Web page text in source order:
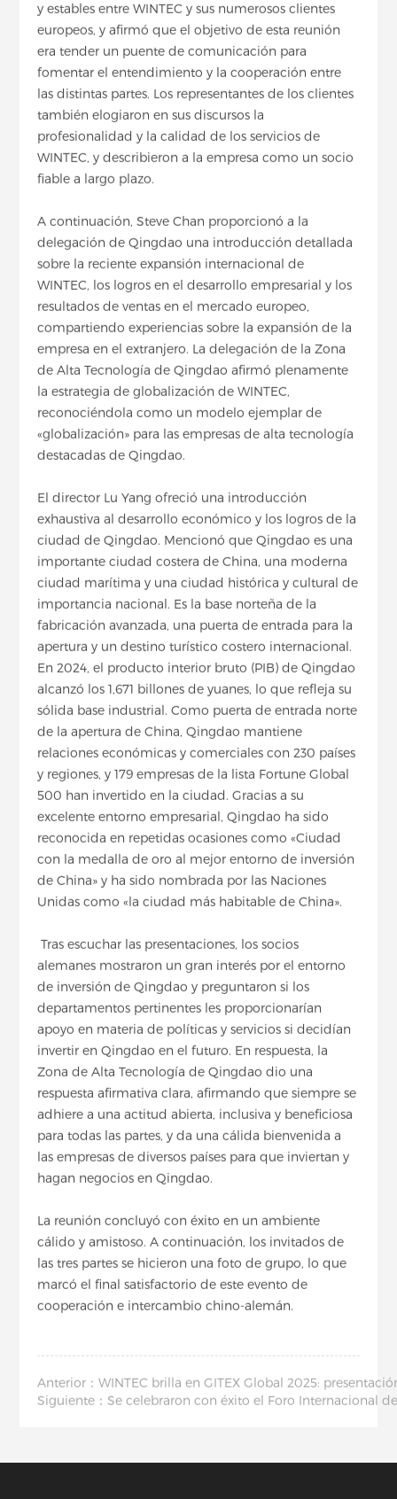
y estables entre WINTEC y sus numerosos clientes
europeos, y afirmó que el objetivo de esta reunión
era tender un puente de comunicación para
fomentar el entendimiento y la cooperación entre
las distintas partes. Los representantes de los clientes
también elogiaron en sus discursos la
profesionalidad y la calidad de los servicios de
WINTEC, y describieron a la empresa como un socio
fiable a largo plazo.
A continuación, Steve Chan proporcionó a la
delegación de Qingdao una introducción detallada
sobre la reciente expansión internacional de
WINTEC, los logros en el desarrollo empresarial y los
resultados de ventas en el mercado europeo,
compartiendo experiencias sobre la expansión de la
empresa en el extranjero. La delegación de la Zona
de Alta Tecnología de Qingdao afirmó plenamente
la estrategia de globalización de WINTEC,
reconociéndola como un modelo ejemplar de
«globalización» para las empresas de alta tecnología
destacadas de Qingdao.
El director Lu Yang ofreció una introducción
exhaustiva al desarrollo económico y los logros de la
ciudad de Qingdao. Mencionó que Qingdao es una
importante ciudad costera de China, una moderna
ciudad marítima y una ciudad histórica y cultural de
importancia nacional. Es la base norteña de la
fabricación avanzada, una puerta de entrada para la
apertura y un destino turístico costero internacional.
En 2024, el producto interior bruto (PIB) de Qingdao
alcanzó los 1,671 billones de yuanes, lo que refleja su
sólida base industrial. Como puerta de entrada norte
de la apertura de China, Qingdao mantiene
relaciones económicas y comerciales con 230 países
y regiones, y 179 empresas de la lista Fortune Global
500 han invertido en la ciudad. Gracias a su
excelente entorno empresarial, Qingdao ha sido
reconocida en repetidas ocasiones como «Ciudad
con la medalla de oro al mejor entorno de inversión
de China» y ha sido nombrada por las Naciones
Unidas como «la ciudad más habitable de China».
Tras escuchar las presentaciones, los socios
alemanes mostraron un gran interés por el entorno
de inversión de Qingdao y preguntaron si los
departamentos pertinentes les proporcionarían
apoyo en materia de políticas y servicios si decidían
invertir en Qingdao en el futuro. En respuesta, la
Zona de Alta Tecnología de Qingdao dio una
respuesta afirmativa clara, afirmando que siempre se
adhiere a una actitud abierta, inclusiva y beneficiosa
para todas las partes, y da una cálida bienvenida a
las empresas de diversos países para que inviertan y
hagan negocios en Qingdao.
La reunión concluyó con éxito en un ambiente
cálido y amistoso. A continuación, los invitados de
las tres partes se hicieron una foto de grupo, lo que
marcó el final satisfactorio de este evento de
cooperación e intercambio chino-alemán.
Anterior：WINTEC brilla en GITEX Global 2025:
Siguiente：Se celebraron con éxito el Foro Internacional